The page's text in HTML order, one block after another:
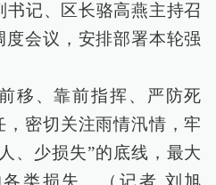
记、区长骆高燕主持召
会议，安排部署本轮强
移、靠前指挥、严防死
密切关注雨情汛情，牢
、少损失”的底线，最大
类损失。（记者 刘旭